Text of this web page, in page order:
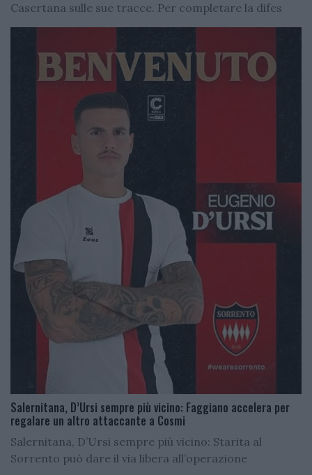
Casertana sulle sue tracce. Per completare la difes
Salernitana, D’Ursi sempre più vicino: Faggiano accelera per
regalare un altro attaccante a Cosmi
Salernitana, D’Ursi sempre più vicino: Starita al
Sorrento può dare il via libera all’operazione